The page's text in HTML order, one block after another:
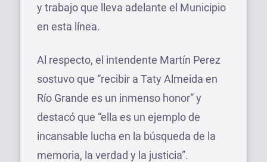
y trabajo que lleva adelante el Municipio
en esta línea.
Al respecto, el intendente Martín Perez
sostuvo que “recibir a Taty Almeida en
Río Grande es un inmenso honor” y
destacó que “ella es un ejemplo de
incansable lucha en la búsqueda de la
memoria, la verdad y la justicia”.